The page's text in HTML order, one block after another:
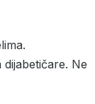
Ne